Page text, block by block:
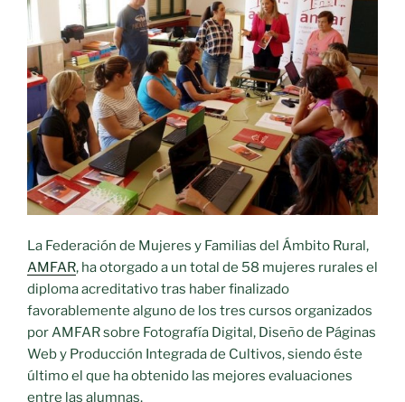
bebidas
y
embalaje
de
vinos»
La Federación de Mujeres y Familias del Ámbito Rural,
AMFAR, ha otorgado a un total de 58 mujeres rurales el
diploma acreditativo tras haber finalizado
favorablemente alguno de los tres cursos organizados
por AMFAR sobre Fotografía Digital, Diseño de Páginas
Web y Producción Integrada de Cultivos, siendo éste
último el que ha obtenido las mejores evaluaciones
entre las alumnas.